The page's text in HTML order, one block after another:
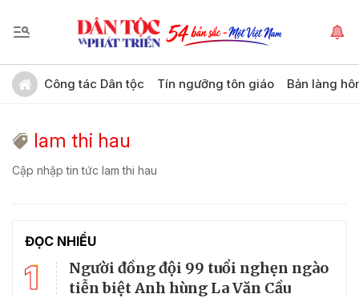
Công tác Dân tộc Tín ngưỡng tôn giáo Bản làng
lam thi hau
Cập nhập tin tức lam thi hau
ĐỌC NHIỀU
1
Người đồng đội 99 tuổi nghẹn ngào
tiễn biệt Anh hùng La Văn Cầu